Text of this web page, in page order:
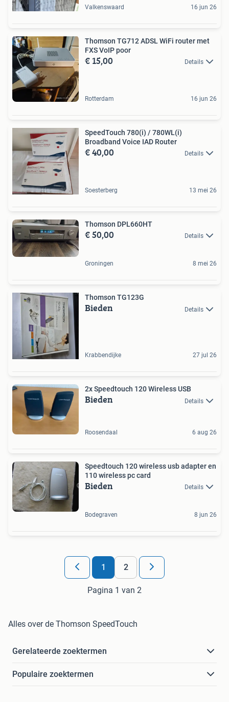
Valkenswaard 16 jun 26
Thomson TG712 ADSL WiFi router met
FXS VoIP poor
€ 15,00 Details
Rotterdam 16 jun 26
SpeedTouch 780(i) / 780WL(i)
Broadband Voice IAD Router
€ 40,00 Details
Soesterberg 13 mei 26
Thomson DPL660HT
€ 50,00 Details
Groningen 8 mei 26
Thomson TG123G
Bieden Details
Krabbendijke 27 jul 26
2x Speedtouch 120 Wireless USB
Bieden Details
Roosendaal 6 aug 26
Speedtouch 120 wireless usb adapter en
110 wireless pc card
Bieden Details
Bodegraven 8 jun 26
1 2
Pagina 1 van 2
Alles over de Thomson SpeedTouch
Gerelateerde zoektermen
Populaire zoektermen